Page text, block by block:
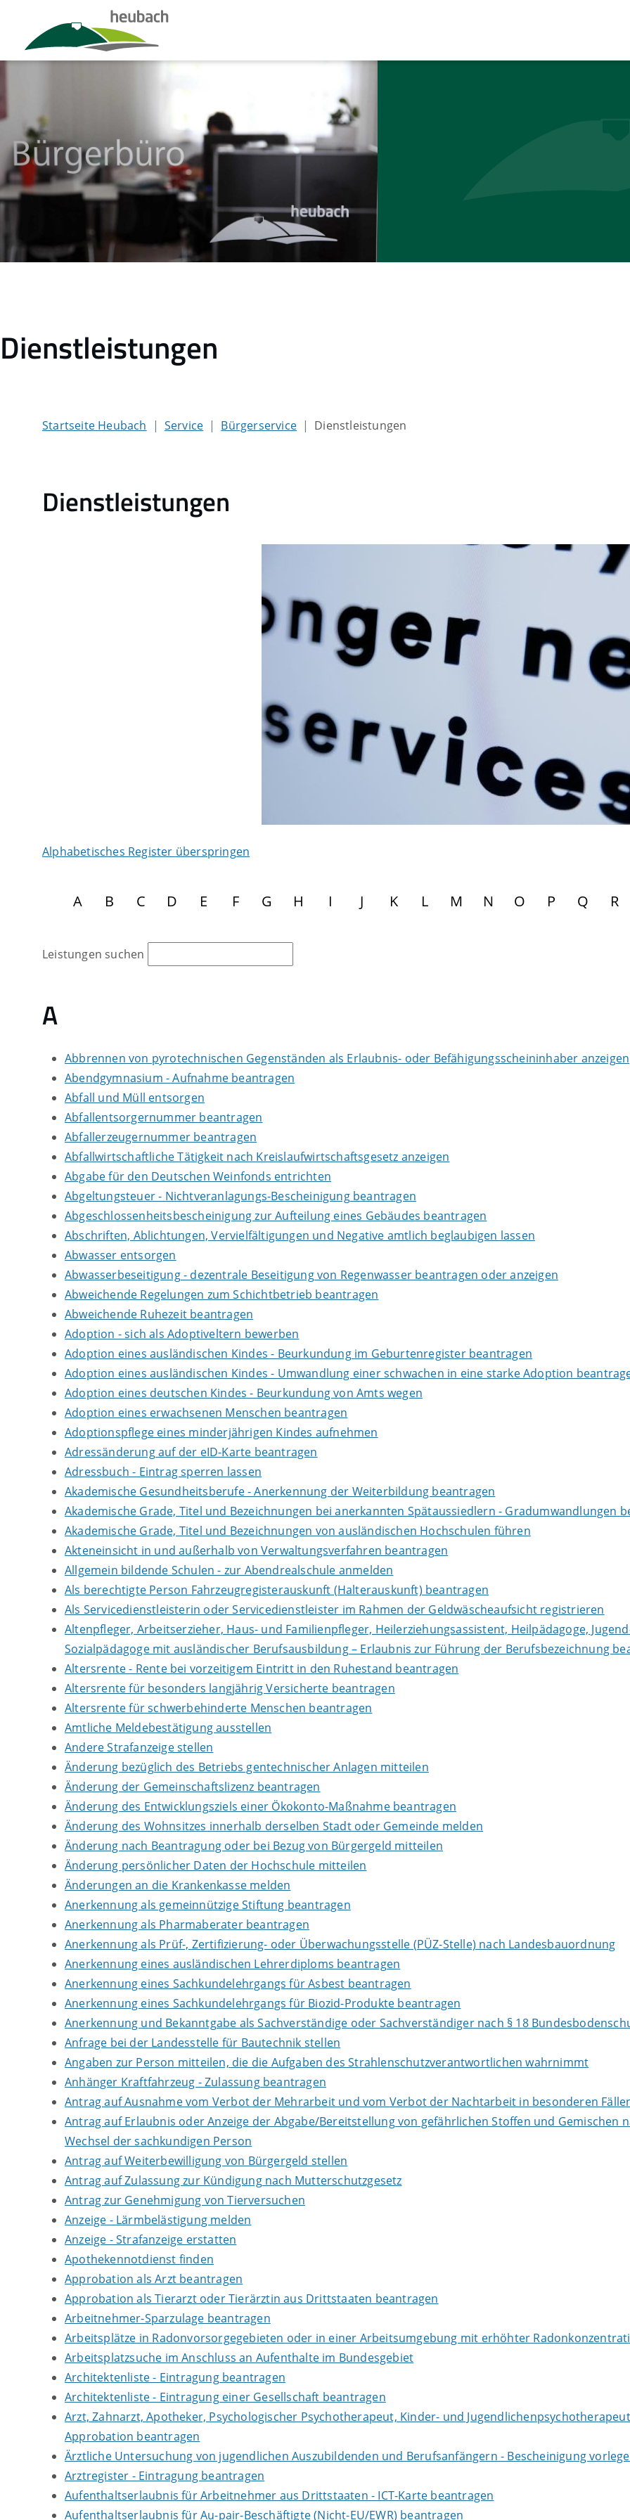
Dienstleistungen
Startseite Heubach Service Bürgerservice Dienstleistungen
Dienstleistungen
Alphabetisches Register überspringen
A B C D E F G H I J K L M N O P Q R
Leistungen suchen
A
Abbrennen von pyrotechnischen Gegenständen als Erlaubnis- oder Befähigungsscheininhaber anzeigen
Abendgymnasium - Aufnahme beantragen
Abfall und Müll entsorgen
Abfallentsorgernummer beantragen
Abfallerzeugernummer beantragen
Abfallwirtschaftliche Tätigkeit nach Kreislaufwirtschaftsgesetz anzeigen
Abgabe für den Deutschen Weinfonds entrichten
Abgeltungsteuer - Nichtveranlagungs-Bescheinigung beantragen
Abgeschlossenheitsbescheinigung zur Aufteilung eines Gebäudes beantragen
Abschriften, Ablichtungen, Vervielfältigungen und Negative amtlich beglaubigen lassen
Abwasser entsorgen
Abwasserbeseitigung - dezentrale Beseitigung von Regenwasser beantragen oder anzeigen
Abweichende Regelungen zum Schichtbetrieb beantragen
Abweichende Ruhezeit beantragen
Adoption - sich als Adoptiveltern bewerben
Adoption eines ausländischen Kindes - Beurkundung im Geburtenregister beantragen
Adoption eines ausländischen Kindes - Umwandlung einer schwachen in eine starke Adoption
Adoption eines deutschen Kindes - Beurkundung von Amts wegen
Adoption eines erwachsenen Menschen beantragen
Adoptionspflege eines minderjährigen Kindes aufnehmen
Adressänderung auf der eID-Karte beantragen
Adressbuch - Eintrag sperren lassen
Akademische Gesundheitsberufe - Anerkennung der Weiterbildung beantragen
Akademische Grade, Titel und Bezeichnungen bei anerkannten Spätaussiedlern - Gradumwandlungen
Akademische Grade, Titel und Bezeichnungen von ausländischen Hochschulen führen
Akteneinsicht in und außerhalb von Verwaltungsverfahren beantragen
Allgemein bildende Schulen - zur Abendrealschule anmelden
Als berechtigte Person Fahrzeugregisterauskunft (Halterauskunft) beantragen
Als Servicedienstleisterin oder Servicedienstleister im Rahmen der Geldwäscheaufsicht registrieren
Altenpfleger, Arbeitserzieher, Haus- und Familienpfleger, Heilerziehungsassistent, Heilpädagoge,
Sozialpädagoge mit ausländischer Berufsausbildung – Erlaubnis zur Führung der Berufsbezeichnung
Altersrente - Rente bei vorzeitigem Eintritt in den Ruhestand beantragen
Altersrente für besonders langjährig Versicherte beantragen
Altersrente für schwerbehinderte Menschen beantragen
Amtliche Meldebestätigung ausstellen
Andere Strafanzeige stellen
Änderung bezüglich des Betriebs gentechnischer Anlagen mitteilen
Änderung der Gemeinschaftslizenz beantragen
Änderung des Entwicklungsziels einer Ökokonto-Maßnahme beantragen
Änderung des Wohnsitzes innerhalb derselben Stadt oder Gemeinde melden
Änderung nach Beantragung oder bei Bezug von Bürgergeld mitteilen
Änderung persönlicher Daten der Hochschule mitteilen
Änderungen an die Krankenkasse melden
Anerkennung als gemeinnützige Stiftung beantragen
Anerkennung als Pharmaberater beantragen
Anerkennung als Prüf-, Zertifizierung- oder Überwachungsstelle (PÜZ-Stelle) nach Landesbauordnung
Anerkennung eines ausländischen Lehrerdiploms beantragen
Anerkennung eines Sachkundelehrgangs für Asbest beantragen
Anerkennung eines Sachkundelehrgangs für Biozid-Produkte beantragen
Anerkennung und Bekanntgabe als Sachverständige oder Sachverständiger nach § 18
Anfrage bei der Landesstelle für Bautechnik stellen
Angaben zur Person mitteilen, die die Aufgaben des Strahlenschutzverantwortlichen wahrnimmt
Anhänger Kraftfahrzeug - Zulassung beantragen
Antrag auf Ausnahme vom Verbot der Mehrarbeit und vom Verbot der Nachtarbeit in besonderen
Antrag auf Erlaubnis oder Anzeige der Abgabe/Bereitstellung von gefährlichen Stoffen und Gemischen
Wechsel der sachkundigen Person
Antrag auf Weiterbewilligung von Bürgergeld stellen
Antrag auf Zulassung zur Kündigung nach Mutterschutzgesetz
Antrag zur Genehmigung von Tierversuchen
Anzeige - Lärmbelästigung melden
Anzeige - Strafanzeige erstatten
Apothekennotdienst finden
Approbation als Arzt beantragen
Approbation als Tierarzt oder Tierärztin aus Drittstaaten beantragen
Arbeitnehmer-Sparzulage beantragen
Arbeitsplätze in Radonvorsorgegebieten oder in einer Arbeitsumgebung mit erhöhter
Arbeitsplatzsuche im Anschluss an Aufenthalte im Bundesgebiet
Architektenliste - Eintragung beantragen
Architektenliste - Eintragung einer Gesellschaft beantragen
Arzt, Zahnarzt, Apotheker, Psychologischer Psychotherapeut, Kinder- und
Approbation beantragen
Ärztliche Untersuchung von jugendlichen Auszubildenden und Berufsanfängern - Bescheinigung
Arztregister - Eintragung beantragen
Aufenthaltserlaubnis für Arbeitnehmer aus Drittstaaten - ICT-Karte beantragen
Aufenthaltserlaubnis für Au-pair-Beschäftigte (Nicht-EU/EWR) beantragen